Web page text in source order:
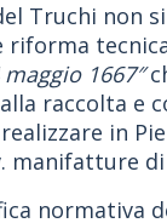
Truchi non
1667″
raccolta e
in
manifatture
normativa